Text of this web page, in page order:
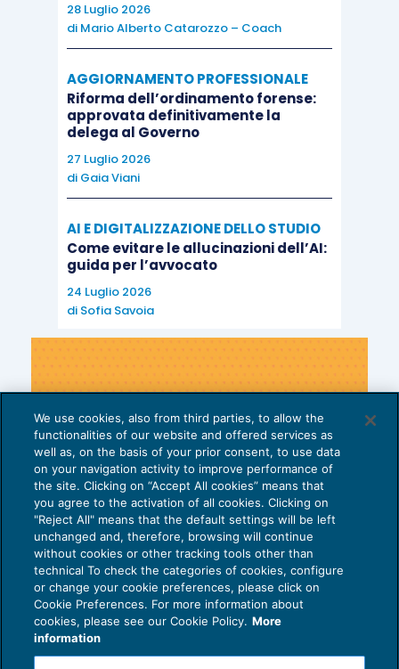
28 Luglio 2026
di Mario Alberto Catarozzo – Coach
AGGIORNAMENTO PROFESSIONALE
Riforma dell’ordinamento forense:
approvata definitivamente la
delega al Governo
27 Luglio 2026
di Gaia Viani
AI E DIGITALIZZAZIONE DELLO STUDIO
Come evitare le allucinazioni dell’AI:
guida per l’avvocato
24 Luglio 2026
di Sofia Savoia
Privacy Policy
Cookie Policy
We use cookies, also from third parties, to allow the
functionalities of our website and offered services as
well as, on the basis of your prior consent, to use data
on your navigation activity to improve performance of
the site. Clicking on “Accept All cookies” means that
you agree to the activation of all cookies. Clicking on
"Reject All" means that the default settings will be left
unchanged and, therefore, browsing will continue
without cookies or other tracking tools other than
technical To check the categories of cookies, configure
or change your cookie preferences, please click on
Cookie Preferences. For more information about
cookies, please see our Cookie Policy. More
information